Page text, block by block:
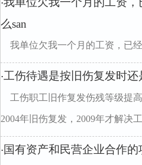
·
么san
我单位欠我一个月的工资，已
divclass="w990mamt20
·工伤待遇是按旧伤复发时
工伤职工旧作复发伤残等级提
2004年旧伤复发，2009年才解决
· 国有资产和民营企业合作